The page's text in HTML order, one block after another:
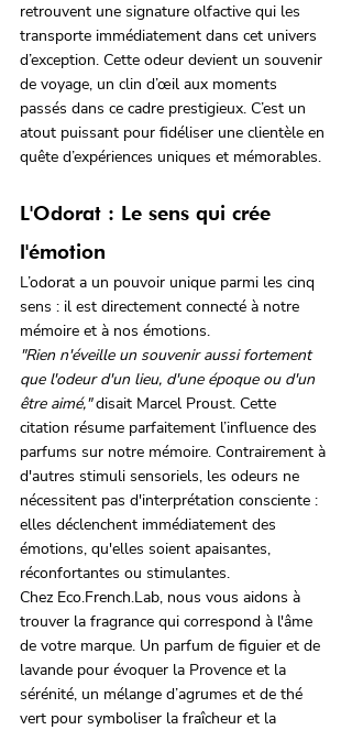
retrouvent une signature olfactive qui les
transporte immédiatement dans cet univers
d’exception. Cette odeur devient un souvenir
de voyage, un clin d’œil aux moments
passés dans ce cadre prestigieux. C’est un
atout puissant pour fidéliser une clientèle en
quête d’expériences uniques et mémorables.
L'Odorat : Le sens qui crée
l'émotion
L’odorat a un pouvoir unique parmi les cinq
sens : il est directement connecté à notre
mémoire et à nos émotions.
"Rien n'éveille un souvenir aussi fortement
que l'odeur d'un lieu, d'une époque ou d'un
être aimé," disait Marcel Proust. Cette
citation résume parfaitement l’influence des
parfums sur notre mémoire. Contrairement à
d'autres stimuli sensoriels, les odeurs ne
nécessitent pas d'interprétation consciente :
elles déclenchent immédiatement des
émotions, qu'elles soient apaisantes,
réconfortantes ou stimulantes.
Chez Eco.French.Lab, nous vous aidons à
trouver la fragrance qui correspond à l'âme
de votre marque. Un parfum de figuier et de
lavande pour évoquer la Provence et la
sérénité, un mélange d’agrumes et de thé
vert pour symboliser la fraîcheur et la